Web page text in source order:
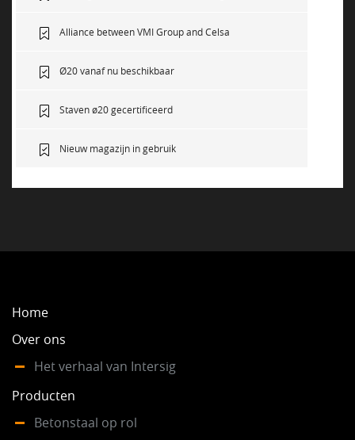
Alliance between VMI Group and Celsa
Ø20 vanaf nu beschikbaar
Staven ø20 gecertificeerd
Nieuw magazijn in gebruik
Home
Over ons
Het verhaal van Intersig
Producten
Betonstaal op rol